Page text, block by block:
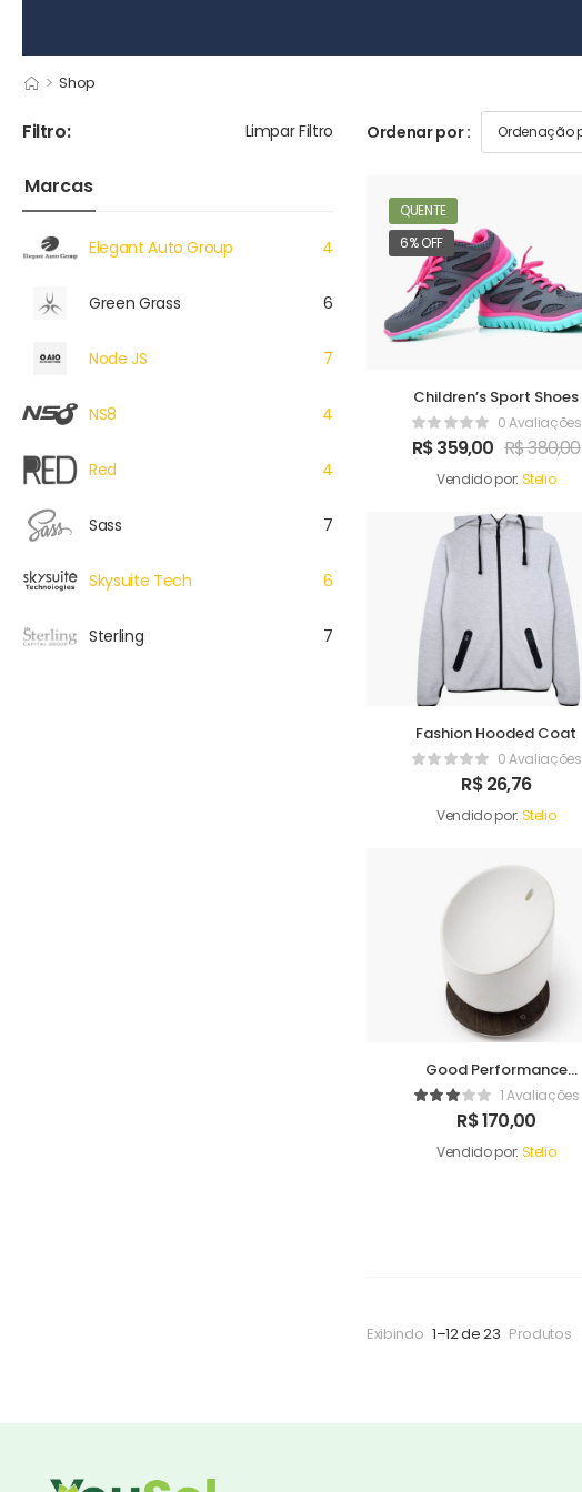
> Shop
Filtro: Limpar Filtro
Marcas
Elegant Auto Group 4
Green Grass 6
Node JS 7
NS8 4
Red 4
Sass 7
Skysuite Tech 6
Sterling 7
Ordenar por :
QUENTE
6% OFF
Children’s Sport Shoes
0 Avaliações
R$359,00 R$380,00
Vendido por: Stelio
Fashion Hooded Coat
0 Avaliações
R$26,76
Vendido por: Stelio
Good Performance
Humidifer1 Avaliações
R$170,00
Vendido por: Stelio
Exibindo 1–12 de 23 Produtos